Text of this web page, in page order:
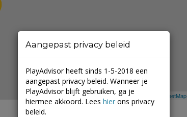
Leaflet| ©Mapbox OpenStreetMap
Aangepast privacy beleid
PlayAdvisor heeft sinds 1-5-2018 een
aangepast privacy beleid. Wanneer je
PlayAdvisor blijft gebruiken, ga je
hiermee akkoord. Lees hier ons privacy
beleid.